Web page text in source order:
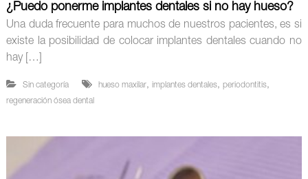
¿Puedo ponerme implantes dentales si no hay hueso?
Una duda frecuente para muchos de nuestros pacientes, es si
existe la posibilidad de colocar implantes dentales cuando no
hay […]
Sin categoría hueso maxilar, implantes dentales, periodontitis,
regeneración ósea dental